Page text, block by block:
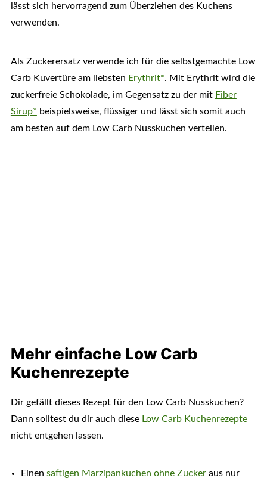
lässt sich hervorragend zum Überziehen des Kuchens
verwenden.
Als Zuckerersatz verwende ich für die selbstgemachte Low
Carb Kuvertüre am liebsten Erythrit*. Mit Erythrit wird die
zuckerfreie Schokolade, im Gegensatz zu der mit Fiber
Sirup* beispielsweise, flüssiger und lässt sich somit auch
am besten auf dem Low Carb Nusskuchen verteilen.
Mehr einfache Low Carb
Kuchenrezepte
Dir gefällt dieses Rezept für den Low Carb Nusskuchen?
Dann solltest du dir auch diese Low Carb Kuchenrezepte
nicht entgehen lassen.
Einen saftigen Marzipankuchen ohne Zuckeraus nur